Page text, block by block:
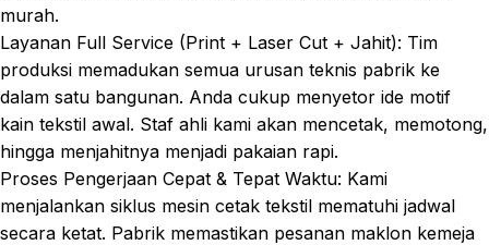
murah.
Layanan Full Service (Print + Laser Cut + Jahit): Tim
produksi memadukan semua urusan teknis pabrik ke
dalam satu bangunan. Anda cukup menyetor ide motif
kain tekstil awal. Staf ahli kami akan mencetak, memotong,
hingga menjahitnya menjadi pakaian rapi.
Proses Pengerjaan Cepat & Tepat Waktu: Kami
menjalankan siklus mesin cetak tekstil mematuhi jadwal
secara ketat. Pabrik memastikan pesanan maklon kemeja